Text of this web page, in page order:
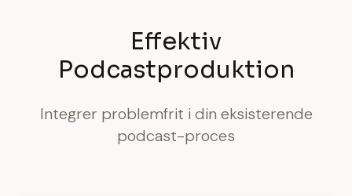
Effektiv
Podcastproduktion
Integrer problemfrit i din eksisterende
podcast-proces